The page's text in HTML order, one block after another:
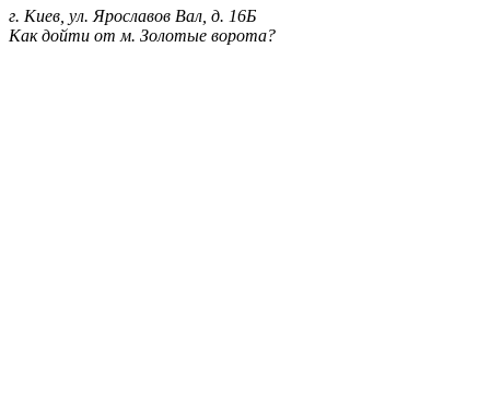
г. Киев, ул. Ярославов Вал, д. 16Б
Как дойти от м. Золотые ворота?